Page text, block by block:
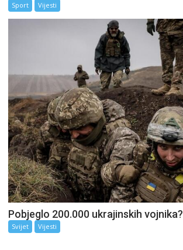
Sport Vijesti
Pobjeglo 200.000 ukrajinskih vojnika?
Svijet Vijesti